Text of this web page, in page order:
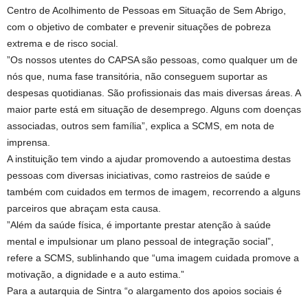
Centro de Acolhimento de Pessoas em Situação de Sem Abrigo,
com o objetivo de combater e prevenir situações de pobreza
extrema e de risco social.
”Os nossos utentes do CAPSA são pessoas, como qualquer um de
nós que, numa fase transitória, não conseguem suportar as
despesas quotidianas. São profissionais das mais diversas áreas. A
maior parte está em situação de desemprego. Alguns com doenças
associadas, outros sem família”, explica a SCMS, em nota de
imprensa.
A instituição tem vindo a ajudar promovendo a autoestima destas
pessoas com diversas iniciativas, como rastreios de saúde e
também com cuidados em termos de imagem, recorrendo a alguns
parceiros que abraçam esta causa.
”Além da saúde física, é importante prestar atenção à saúde
mental e impulsionar um plano pessoal de integração social”,
refere a SCMS, sublinhando que “uma imagem cuidada promove a
motivação, a dignidade e a auto estima.”
Para a autarquia de Sintra “o alargamento dos apoios sociais é